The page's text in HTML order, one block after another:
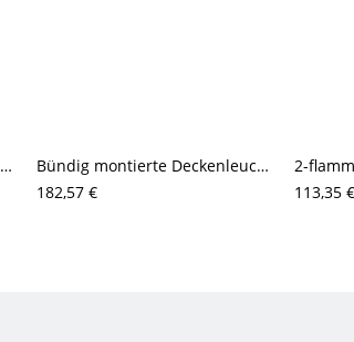
1-flammige rechteckige LED-Deckenleuchte aus Metall und transluzentem Acryl
Bündig montierte Deckenleuchte mit weißem strukturiertem Stoffschirm in Auburn
182,57 €
113,35 €